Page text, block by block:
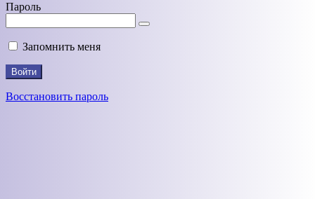
Пароль
Запомнить меня
Восстановить пароль